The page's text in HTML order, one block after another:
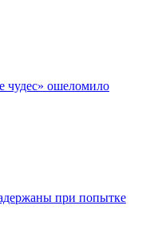
чудес» ошеломило
при попытке